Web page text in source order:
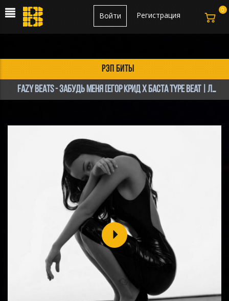
Регистрация
Войти
рэп биты
FAZY BEATS - Забудь Меня [Егор Крид х Баста Type Beat | ЛИРИКА]
0